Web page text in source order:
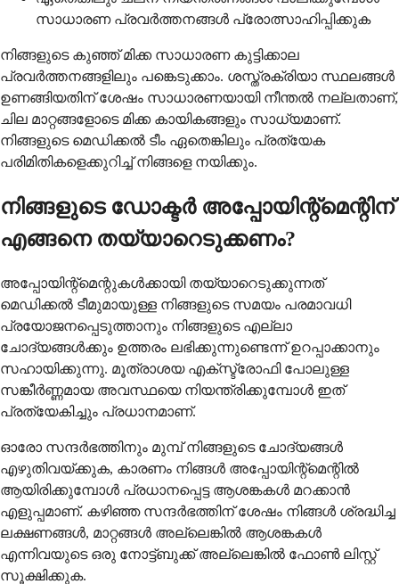
സാധാരണ പ്രവർത്തനങ്ങൾ പ്രോത്സാഹിപ്പിക്കുക
നിങ്ങളുടെ കുഞ്ഞ് മിക്ക സാധാരണ കുട്ടിക്കാല
പ്രവർത്തനങ്ങളിലും പങ്കെടുക്കാം. ശസ്ത്രക്രിയാ സ്ഥലങ്ങൾ
ഉണങ്ങിയതിന് ശേഷം സാധാരണയായി നീന്തൽ നല്ലതാണ്,
ചില മാറ്റങ്ങളോടെ മിക്ക കായികങ്ങളും സാധ്യമാണ്.
നിങ്ങളുടെ മെഡിക്കൽ ടീം ഏതെങ്കിലും പ്രത്യേക
പരിമിതികളെക്കുറിച്ച് നിങ്ങളെ നയിക്കും.
നിങ്ങളുടെ ഡോക്ടർ അപ്പോയിന്റ്മെന്റിന്
എങ്ങനെ തയ്യാറെടുക്കണം?
അപ്പോയിന്റ്മെന്റുകൾക്കായി തയ്യാറെടുക്കുന്നത്
മെഡിക്കൽ ടീമുമായുള്ള നിങ്ങളുടെ സമയം പരമാവധി
പ്രയോജനപ്പെടുത്താനും നിങ്ങളുടെ എല്ലാ
ചോദ്യങ്ങൾക്കും ഉത്തരം ലഭിക്കുന്നുണ്ടെന്ന് ഉറപ്പാക്കാനും
സഹായിക്കുന്നു. മൂത്രാശയ എക്സ്ട്രോഫി പോലുള്ള
സങ്കീർണ്ണമായ അവസ്ഥയെ നിയന്ത്രിക്കുമ്പോൾ ഇത്
പ്രത്യേകിച്ചും പ്രധാനമാണ്.
ഓരോ സന്ദർഭത്തിനും മുമ്പ് നിങ്ങളുടെ ചോദ്യങ്ങൾ
എഴുതിവയ്ക്കുക, കാരണം നിങ്ങൾ അപ്പോയിന്റ്മെന്റിൽ
ആയിരിക്കുമ്പോൾ പ്രധാനപ്പെട്ട ആശങ്കകൾ മറക്കാൻ
എളുപ്പമാണ്. കഴിഞ്ഞ സന്ദർഭത്തിന് ശേഷം നിങ്ങൾ ശ്രദ്ധിച്ച
ലക്ഷണങ്ങൾ, മാറ്റങ്ങൾ അല്ലെങ്കിൽ ആശങ്കകൾ
എന്നിവയുടെ ഒരു നോട്ട്ബുക്ക് അല്ലെങ്കിൽ ഫോൺ ലിസ്റ്റ്
സൂക്ഷിക്കുക.